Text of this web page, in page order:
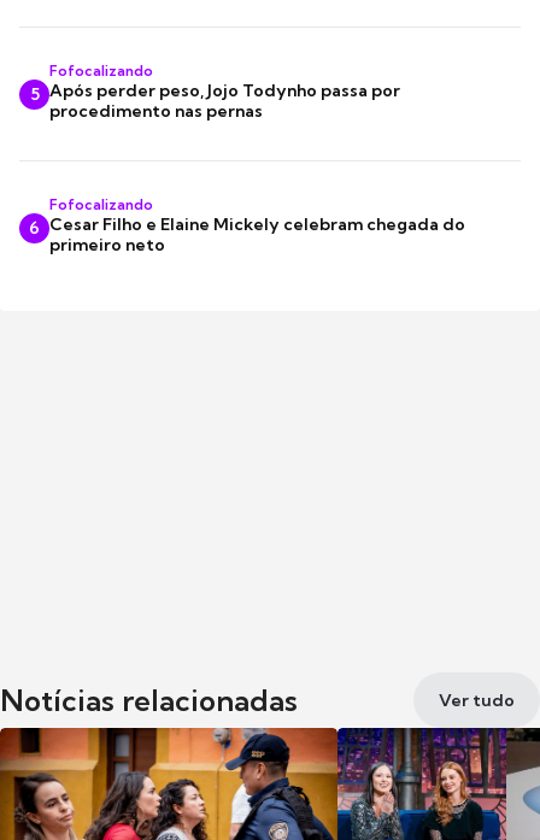
5
Fofocalizando
Após perder peso, Jojo Todynho passa por
procedimento nas pernas
6
Fofocalizando
Cesar Filho e Elaine Mickely celebram chegada do
primeiro neto
Notícias relacionadas Ver tudo